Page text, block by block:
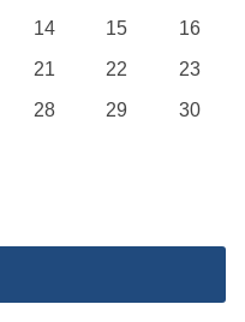
14 15
16
21 22
23
28 29
30